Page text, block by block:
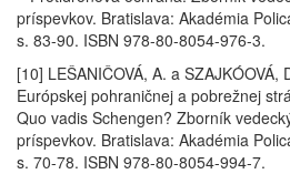
príspevkov. Bratislava: Akadémia
s. 83-90. ISBN 978-80-8054-976-3.
[10] LEŠANIČOVÁ, A. a SZAJKÓOVÁ,
Európskej pohraničnej a pobrežnej
Quo vadis Schengen? Zborník
príspevkov. Bratislava: Akadémia
s. 70-78. ISBN 978-80-8054-994-7.